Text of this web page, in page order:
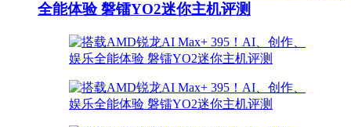
全能体验 磐镭YO2迷你主机评测